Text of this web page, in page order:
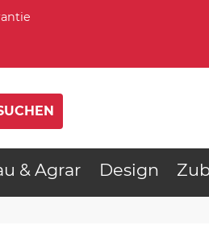
& Agrar Design